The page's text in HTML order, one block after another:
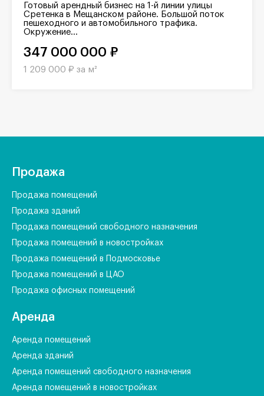
Готовый арендный бизнес на 1-й линии улицы
Сретенка в Мещанском районе. Большой поток
пешеходного и автомобильного трафика.
Окружение...
347 000 000 ₽
1 209 000 ₽ за м²
Продажа
Продажа помещений
Продажа зданий
Продажа помещений свободного назначения
Продажа помещений в новостройках
Продажа помещений в Подмосковье
Продажа помещений в ЦАО
Продажа офисных помещений
Аренда
Аренда помещений
Аренда зданий
Аренда помещений свободного назначения
Аренда помещений в новостройках